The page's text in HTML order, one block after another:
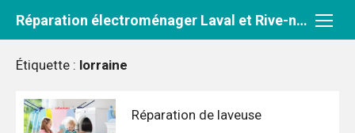
Réparation électroménager Laval et Rive-nord
Étiquette : lorraine
Réparation de laveuse